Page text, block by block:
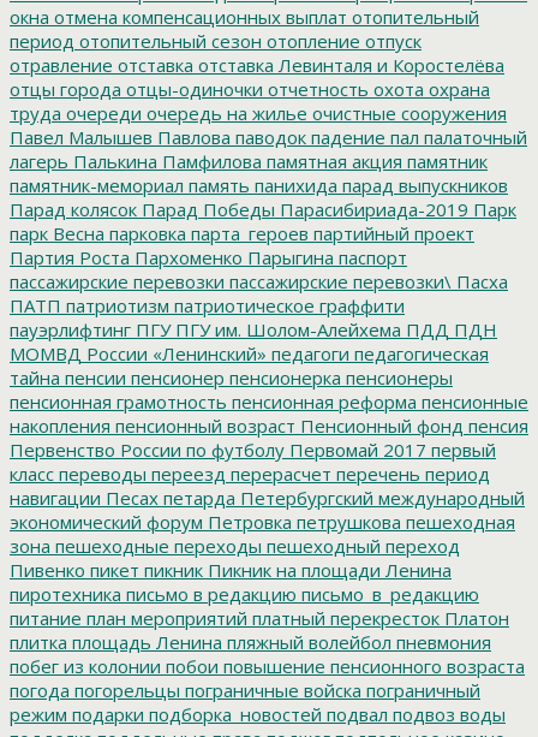
окна отмена компенсационных выплат отопительный
период отопительный сезон отопление отпуск
отравление отставка отставка Левинталя и Коростелёва
отцы города отцы-одиночки отчетность охота охрана
труда очереди очередь на жилье очистные сооружения
Павел Малышев Павлова паводок падение пал палаточный
лагерь Палькина Памфилова памятная акция памятник
памятник-мемориал память панихида парад выпускников
Парад колясок Парад Победы Парасибириада-2019 Парк
парк Весна парковка парта_героев партийный проект
Партия Роста Пархоменко Парыгина паспорт
пассажирские перевозки пассажирские перевозки\ Пасха
ПАТП патриотизм патриотическое граффити
пауэрлифтинг ПГУПГУ им. Шолом-Алейхема ПДД ПДН
МОМВД России «Ленинский» педагоги педагогическая
тайна пенсии пенсионер пенсионерка пенсионеры
пенсионная грамотность пенсионная реформа пенсионные
накопления пенсионный возраст Пенсионный фонд пенсия
Первенство России по футболу Первомай 2017 первый
класс переводы переезд перерасчет перечень период
навигации Песах петарда Петербургский международный
экономический форум Петровка петрушкова пешеходная
зона пешеходные переходы пешеходный переход
Пивенко пикет пикник Пикник на площади Ленина
пиротехника письмо в редакцию письмо_в_редакцию
питание план мероприятий платный перекресток Платон
плитка площадь Ленина пляжный волейбол пневмония
побег из колонии побои повышение пенсионного возраста
погода погорельцы пограничные войска пограничный
режим подарки подборка_новостей подвал подвоз воды